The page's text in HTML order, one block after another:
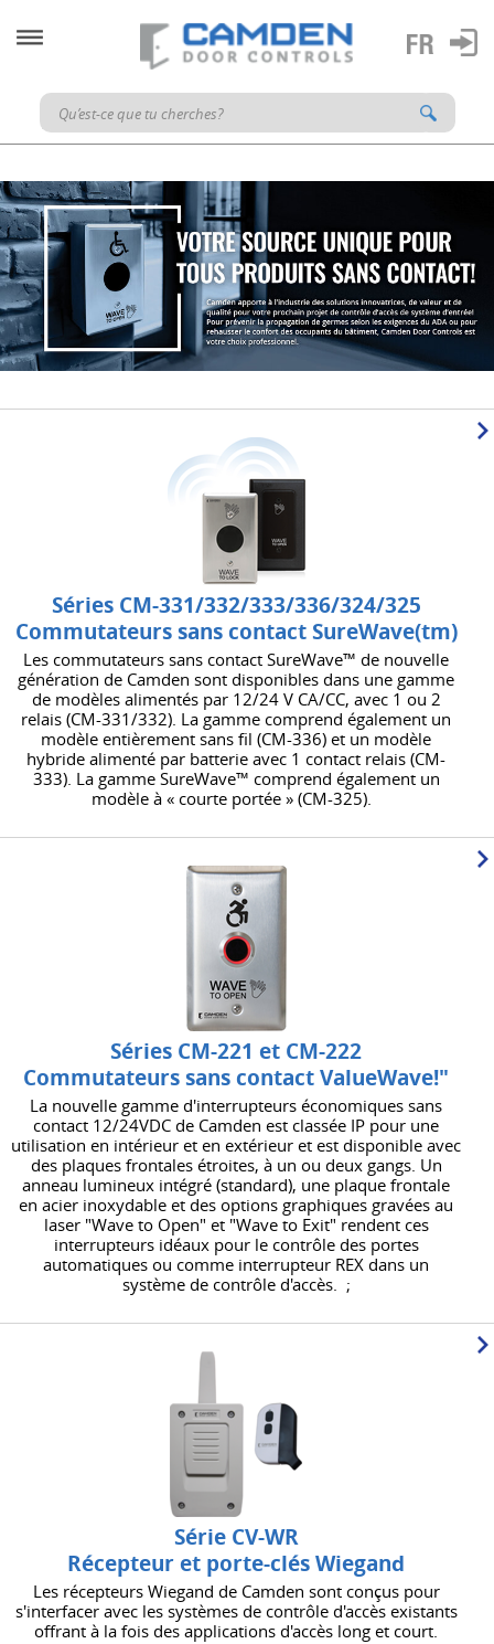
Séries CM-331/332/333/336/324/325
Commutateurs sans contact SureWave(tm)
Les commutateurs sans contact SureWave™ de nouvelle
génération de Camden sont disponibles dans une gamme
de modèles alimentés par 12/24 V CA/CC, avec 1 ou 2
relais (CM-331/332). La gamme comprend également un
modèle entièrement sans fil (CM-336) et un modèle
hybride alimenté par batterie avec 1 contact relais (CM-
333). La gamme SureWave™ comprend également un
modèle à « courte portée » (CM-325).
Séries CM-221 et CM-222
Commutateurs sans contact ValueWave!"
La nouvelle gamme d'interrupteurs économiques sans
contact 12/24VDC de Camden est classée IP pour une
utilisation en intérieur et en extérieur et est disponible avec
des plaques frontales étroites, à un ou deux gangs. Un
anneau lumineux intégré (standard), une plaque frontale
en acier inoxydable et des options graphiques gravées au
laser "Wave to Open" et "Wave to Exit" rendent ces
interrupteurs idéaux pour le contrôle des portes
automatiques ou comme interrupteur REX dans un
système de contrôle d'accès. ;
Série CV-WR
Récepteur et porte-clés Wiegand
Les récepteurs Wiegand de Camden sont conçus pour
s'interfacer avec les systèmes de contrôle d'accès existants
offrant à la fois des applications d'accès long et court.